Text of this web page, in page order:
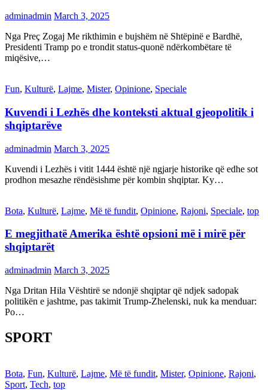
adminadmin March 3, 2025
Nga Preç Zogaj Me rikthimin e bujshëm në Shtëpinë e Bardhë,
Presidenti Tramp po e trondit status-quonë ndërkombëtare të
miqësive,…
Fun, Kulturë, Lajme, Mister, Opinione, Speciale
Kuvendi i Lezhës dhe konteksti aktual gjeopolitik i
shqiptarëve
adminadmin March 3, 2025
Kuvendi i Lezhës i vitit 1444 është një ngjarje historike që edhe sot
prodhon mesazhe rëndësishme për kombin shqiptar. Ky…
Bota, Kulturë, Lajme, Më të fundit, Opinione, Rajoni, Speciale, top
E megjithatë Amerika është opsioni më i mirë për
shqiptarët
adminadmin March 3, 2025
Nga Dritan Hila Vështirë se ndonjë shqiptar që ndjek sadopak
politikën e jashtme, pas takimit Trump-Zhelenski, nuk ka menduar:
Po…
SPORT
Bota, Fun, Kulturë, Lajme, Më të fundit, Mister, Opinione, Rajoni,
Sport, Tech, top